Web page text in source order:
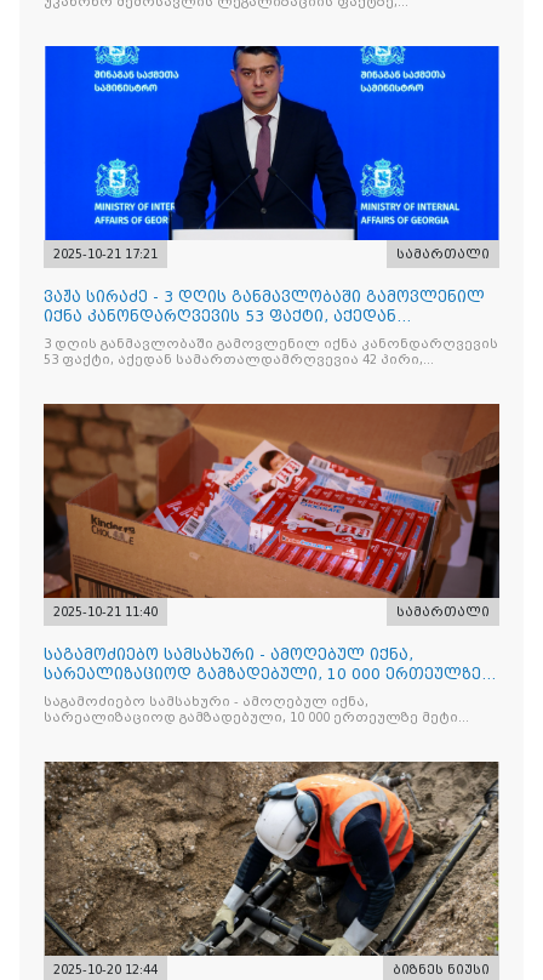
2025-10-21 17:21 სამართალი
ვაჟა სირაძე - 3 დღის განმავლობაში გამოვლენილ
იქნა კანონდარღვევის 53 ფაქტი, აქედან
სამართალდამრღვევია
3 დღის განმავლობაში გამოვლენილ იქნა კანონდარღვევის
53 ფაქტი, აქედან სამართალდამრღვევია 42 პირი,
2025-10-21 11:40 სამართალი
საგამოძიებო სამსახური - ამოღებულ იქნა,
სარეალიზაციოდ გამზადებული, 10 000 ერთეულზე
მეტი „Jacobs Monar
საგამოძიებო სამსახური - ამოღებულ იქნა,
სარეალიზაციოდ გამზადებული, 10 000 ერთეულზე მეტი
„Raffaello”-ს სასაქონლო ნიშნით უკანონო ნიშანდებული
ტკბილეული
2025-10-20 12:44 ბიზნეს ნიუსი